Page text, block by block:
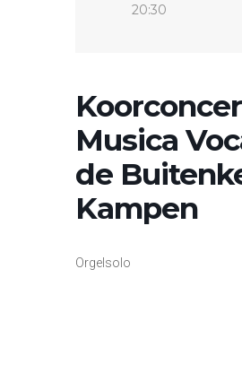
20:30
Musica
de
Kampen
Orgelsolo